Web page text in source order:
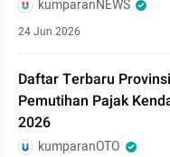
kumparanNEWS
24 Jun 2026
Daftar Terbaru
Pemutihan Pajak
2026
kumparanOTO